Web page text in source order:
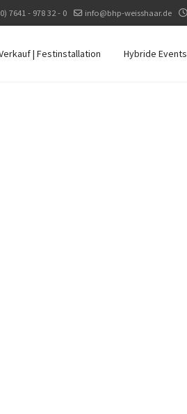
7641 - 978 32 - 0 info@bhp-weisshaar.de
| Festinstallation Hybride Events